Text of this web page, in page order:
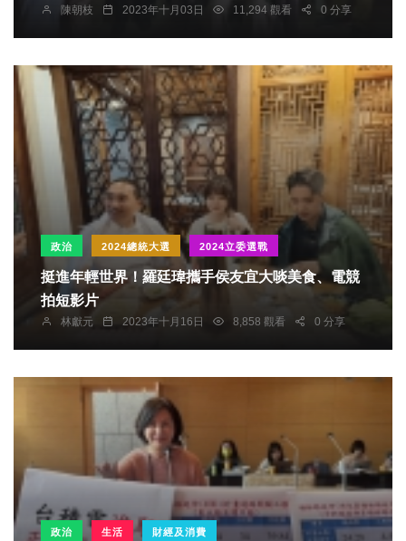
陳朝枝 2023年十月03日 11,294 觀看 0 分享
政治 2024總統大選 2024立委選戰
挺進年輕世界！羅廷瑋攜手侯友宜大啖美食、電競
拍短影片
林獻元 2023年十月16日 8,858 觀看 0 分享
政治 生活 財經及消費